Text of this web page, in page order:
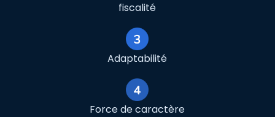
fiscalité
Adaptabilité
Force de caractère